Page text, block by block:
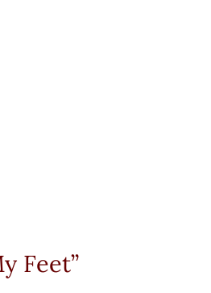
Feet”